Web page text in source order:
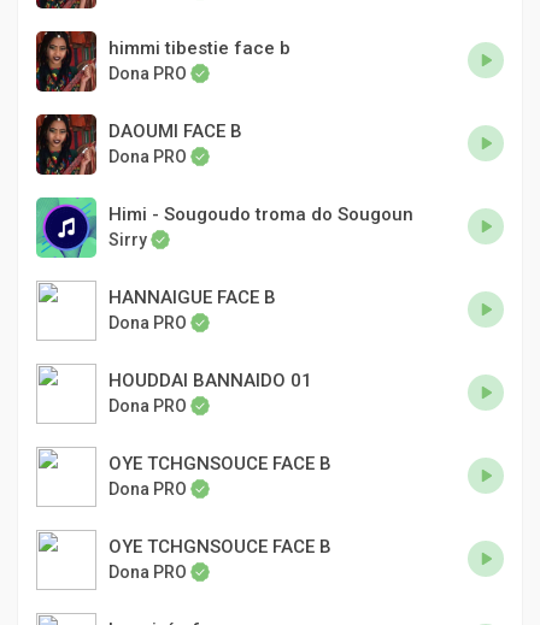
himmi tibestie face b
Dona PRO
DAOUMI FACE B
Dona PRO
Himi - Sougoudo troma do Sougoun
Sirry
HANNAIGUE FACE B
Dona PRO
HOUDDAI BANNAIDO 01
Dona PRO
OYE TCHGNSOUCE FACE B
Dona PRO
OYE TCHGNSOUCE FACE B
Dona PRO